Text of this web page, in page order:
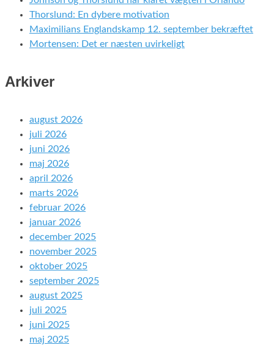
Thorslund: En dybere motivation
Maximilians Englandskamp 12. september bekræftet
Mortensen: Det er næsten uvirkeligt
Arkiver
august 2026
juli 2026
juni 2026
maj 2026
april 2026
marts 2026
februar 2026
januar 2026
december 2025
november 2025
oktober 2025
september 2025
august 2025
juli 2025
juni 2025
maj 2025